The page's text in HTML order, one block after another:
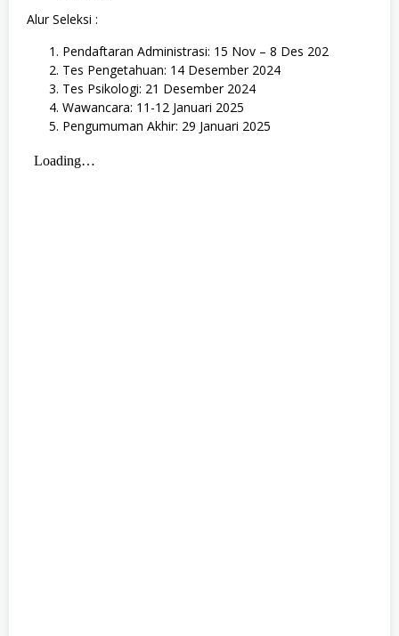
Alur Seleksi :
Pendaftaran Administrasi: 15 Nov – 8 Des 202
Tes Pengetahuan: 14 Desember 2024
Tes Psikologi: 21 Desember 2024
Wawancara: 11-12 Januari 2025
Pengumuman Akhir: 29 Januari 2025